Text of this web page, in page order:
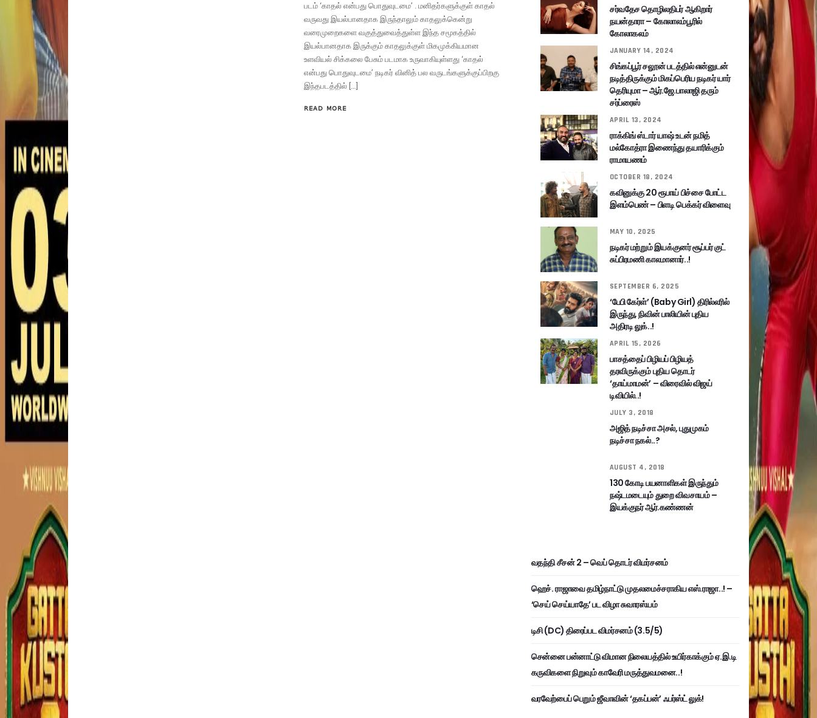
படம் ‘காதல் என்பது பொதுவுடமை’ . மனிதர்களுக்குள் காதல்
வருவது இயல்பானதாக இருந்தாலும் காதலுக்கென்று
வரைமுறைகளை வகுத்துவைத்துள்ள இந்த சமூகத்தில்
இயல்பானதாக இருக்கும் காதலுக்குள் மிகமுக்கியமான
உளவியல் சிக்கலை பேசும் படமாக உருவாகியுள்ளது ‘காதல்
என்பது பொதுவுடமை’ நடிகர் வினித் பல வருடங்களுக்குப்பிறகு
இந்தபடத்தில் […]
READ MORE
சர்வதேச தொழிலதிபர் ஆகிறார்
நயன்தாரா – கோலாலம்பூரில்
கோலாகலம்
JANUARY 14, 2024
சிங்கப்பூர் சலூன் படத்தில் என்னுடன்
நடித்திருக்கும் மிகப்பெரிய நடிகர் யார்
தெரியுமா – ஆர்.ஜே.பாலாஜி தரும்
சர்ப்ரைஸ்
APRIL 13, 2024
ராக்கிங் ஸ்டார் யாஷ் உடன் நமித்
மல்கோத்ரா இணைந்து தயாரிக்கும்
ராமாயணம்
OCTOBER 18, 2024
கவினுக்கு 20 ரூபாய் பிச்சை போட்ட
இளம்பெண் – பிளடி பெக்கர் விளைவு
MAY 10, 2025
நடிகர் மற்றும் இயக்குனர் சூப்பர் குட்
சுப்பிரமணி காலமானார்..!
SEPTEMBER 6, 2025
‘பேபி கேர்ள்’ (Baby Girl) திரில்லரில்
இருந்து, நிவின் பாலியின் புதிய
அதிரடி லுக்..!
APRIL 15, 2026
பாசத்தைப் பிழியப் பிழியத்
தரவிருக்கும் புதிய தொடர்
‘தாய்மாமன்’ – விரைவில் விஜய்
டிவியில்..!
JULY 3, 2018
அஜித் நடிச்சா அசல், புதுமுகம்
நடிச்சா நகல்..?
AUGUST 4, 2018
130 கோடி பயனாளிகள் இருந்தும்
நஷ்டமடையும் துறை விவசாயம் –
இயக்குநர் ஆர்.கண்ணன்
வதந்தி சீசன் 2 – வெப் தொடர் விமர்சனம்
ஹெச். ராஜாவை தமிழ்நாட்டு முதலமைச்சராகிய எஸ்.ராஜா..! –
‘செய் செய்யாதே’ பட விழா சுவாரஸ்யம்
டிசி (DC) திரைப்பட விமர்சனம் (3.5/5)
சென்னை பன்னாட்டு விமான நிலையத்தில் உயிர்காக்கும் ஏ.இ.டி
கருவிகளை நிறுவும் காவேரி மருத்துவமனை..!
வரவேற்பைப் பெறும் ஜீவாவின் ‘தகப்பன்’ ஃபர்ஸ்ட் லுக்!